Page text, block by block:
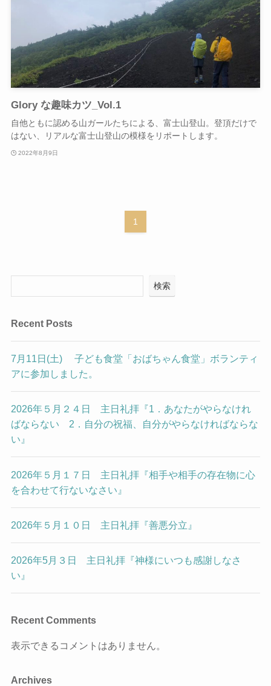
Glory な趣味カツ_Vol.1
自他ともに認める山ガールたちによる、富士山登山。登頂だけで
はない、リアルな富士山登山の模様をリポートします。
2022年8月9日
1
検索
Recent Posts
7月11日(土) 子ども食堂「おばちゃん食堂」ボランティ
アに参加しました。
2026年５月２４日 主日礼拝『1．あなたがやらなけれ
ばならない 2．自分の祝福、自分がやらなければならな
い』
2026年５月１７日 主日礼拝『相手や相手の存在物に心
を合わせて行ないなさい』
2026年５月１０日 主日礼拝『善悪分立』
2026年5月３日 主日礼拝『神様にいつも感謝しなさ
い』
Recent Comments
表示できるコメントはありません。
Archives